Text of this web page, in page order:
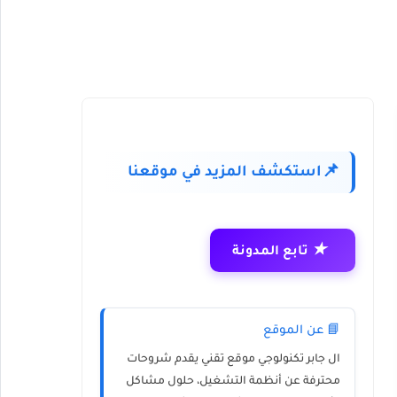
📌 استكشف المزيد في موقعنا
★ تابع المدونة
📘 عن الموقع
ال جابر تكنولوجي موقع تقني يقدم شروحات
محترفة عن أنظمة التشغيل، حلول مشاكل